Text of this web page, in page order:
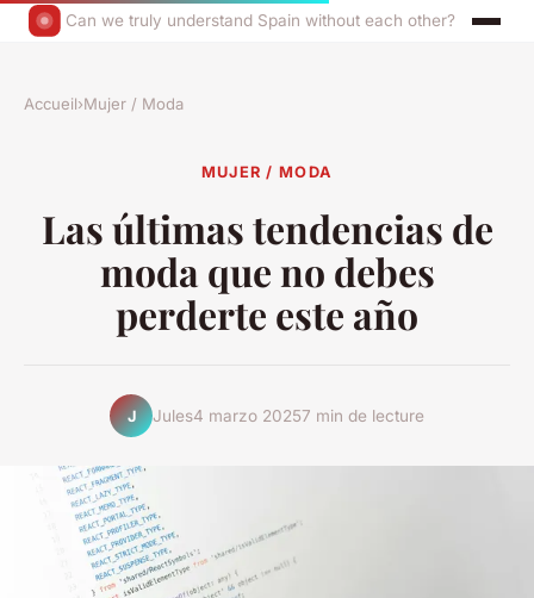
Can we truly understand Spain without each other?
Accueil›Mujer / Moda
MUJER / MODA
Las últimas tendencias de
moda que no debes
perderte este año
J Jules4 marzo 20257 min de lecture